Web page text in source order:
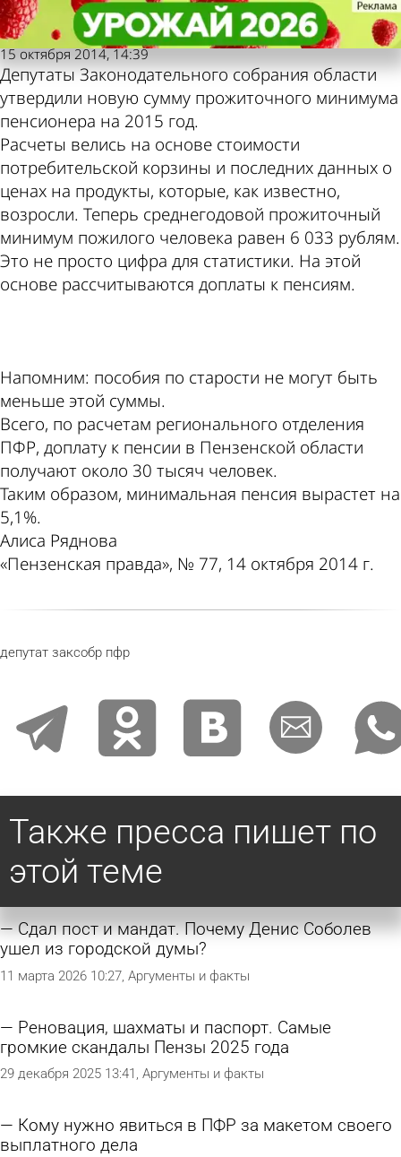
Бабушке на хлебушек
Пензенская
правда
15 октября 2014, 14:39
Депутаты Законодательного собрания области
утвердили новую сумму прожиточного минимума
пенсионера на 2015 год.
Расчеты велись на основе стоимости
потребительской корзины и последних данных о
ценах на продукты, которые, как известно,
возросли. Теперь среднегодовой прожиточный
минимум пожилого человека равен 6 033 рублям.
Это не просто цифра для статистики. На этой
основе рассчитываются доплаты к пенсиям.
Напомним: пособия по старости не могут быть
меньше этой суммы.
Всего, по расчетам регионального отделения
ПФР, доплату к пенсии в Пензенской области
получают около 30 тысяч человек.
Таким образом, минимальная пенсия вырастет на
5,1%.
Алиса Ряднова
«Пензенская правда», № 77, 14 октября 2014 г.
депутат заксобр пфр
telegram odnoklassnikivkontakte email
Бабушке на хлебушек
Пензенская
правда
Также пресса пишет по
этой теме
Сдал пост и мандат. Почему Денис Соболев
ушел из городской думы?
11 марта 2026 10:27 Аргументы и факты
Реновация, шахматы и паспорт. Самые
громкие скандалы Пензы 2025 года
29 декабря 2025 13:41 Аргументы и факты
Кому нужно явиться в ПФР за макетом своего
выплатного дела
Также пресса пишет по
этой теме
Погода и курсы валют в
Пензе